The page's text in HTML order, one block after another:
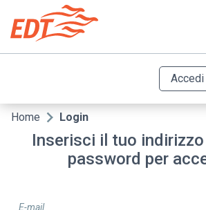
contenuto
principale
Accedi
Briciole
Home Login
Inserisci il tuo
password per
E-mail